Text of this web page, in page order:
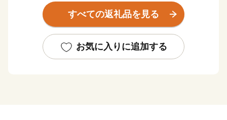
700～1,700mm程度と、冷涼低湿で梅雨や台風の影響も
ほとんどありません。
が咲くさわやかな夏。川にサケが遡上し、山々が赤や黄
に染まる紅葉の秋。そして、スキー、スケート、スノー
すべての返礼品を見る
お気に入りに追加する